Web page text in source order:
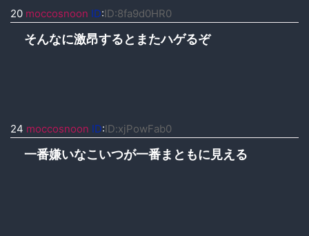
20 moccosnoon ID:ID:8fa9d0HR0
そんなに激昂するとまたハゲるぞ
24 moccosnoon ID:ID:xjPowFab0
一番嫌いなこいつが一番まともに見える